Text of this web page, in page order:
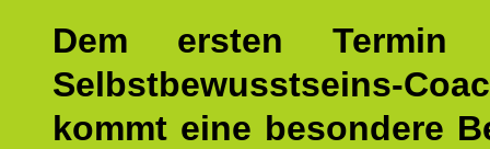
Dem ersten
Selbstbewusstseins-
kommt eine besondere